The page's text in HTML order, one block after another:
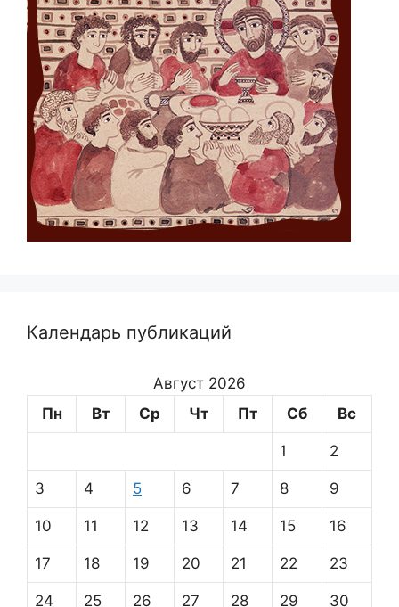
Календарь публикаций
Август 2026
Пн
Вт Ср Чт Пт Сб Вс
1 2
3 4 5 6 7 8 9
10 11 12 13 14 15 16
17 18 19 20 21 22 23
24 25 26 27 28 29 30